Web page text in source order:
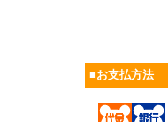
■お支払方法